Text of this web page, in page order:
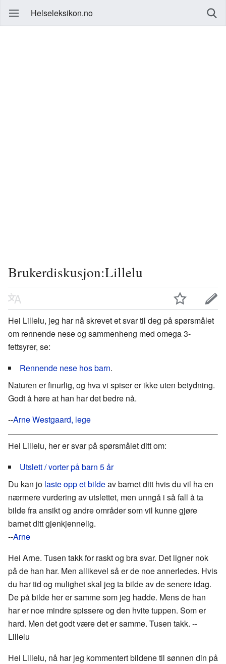
Helseleksikon.no
Brukerdiskusjon:Lillelu
Hei Lillelu, jeg har nå skrevet et svar til deg på spørsmålet
om rennende nese og sammenheng med omega 3-
fettsyrer, se:
Rennende nese hos barn.
Naturen er finurlig, og hva vi spiser er ikke uten betydning.
Godt å høre at han har det bedre nå.
--Arne Westgaard, lege
Hei Lillelu, her er svar på spørsmålet ditt om:
Utslett / vorter på barn 5 år
Du kan jo laste opp et bildeav barnet ditt hvis du vil ha en
nærmere vurdering av utslettet, men unngå i så fall å ta
bilde fra ansikt og andre områder som vil kunne gjøre
barnet ditt gjenkjennelig.
--Arne
Hei Arne. Tusen takk for raskt og bra svar. Det ligner nok
på de han har. Men allikevel så er de noe annerledes. Hvis
du har tid og mulighet skal jeg ta bilde av de senere idag.
De på bilde her er samme som jeg hadde. Mens de han
har er noe mindre spissere og den hvite tuppen. Som er
hard. Men det godt være det er samme. Tusen takk. --
Lillelu
Hei Lillelu, nå har jeg kommentert bildene til sønnen din på